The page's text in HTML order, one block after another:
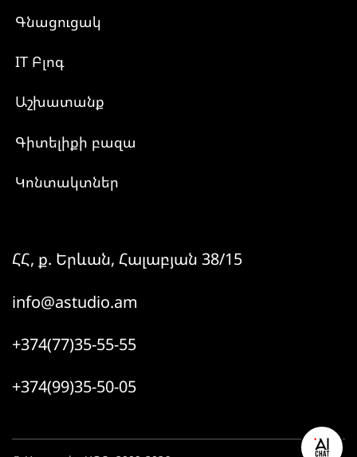
Գնացուցակ
IT Բլոգ
Աշխատանք
Գիտելիքի բազա
Կոնտակտներ
ՀՀ, ք. Երևան, Հալաբյան 38/15
info@astudio.am
+374(77)35-55-55
+374(99)35-50-05